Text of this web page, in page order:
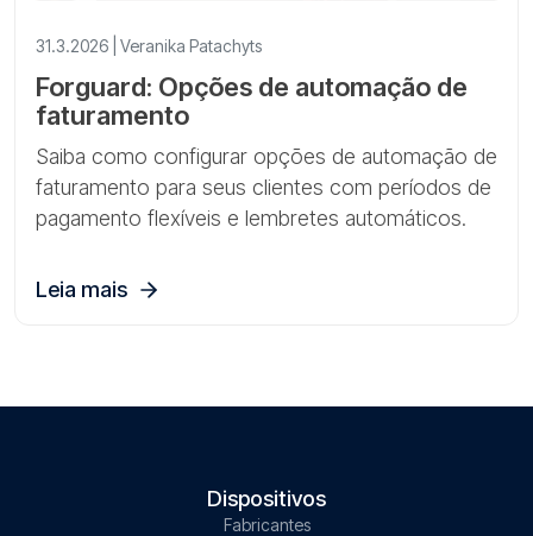
31.3.2026 | Veranika Patachyts
Forguard: Opções de automação de
faturamento
Saiba como configurar opções de automação de
faturamento para seus clientes com períodos de
pagamento flexíveis e lembretes automáticos.
Leia mais
Dispositivos
Fabricantes